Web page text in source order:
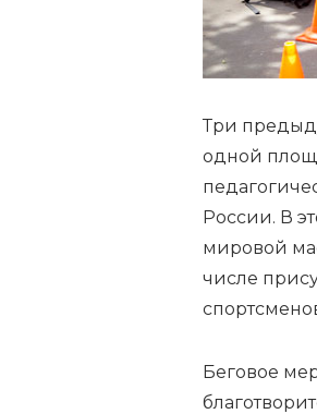
Три
одной
России. В
мировой
числе
Беговое